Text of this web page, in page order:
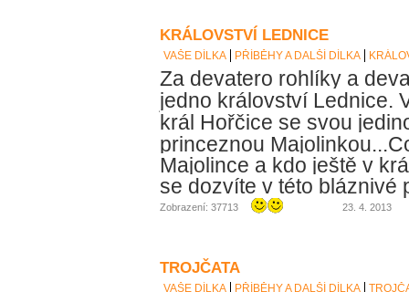
KRÁLOVSTVÍ LEDNICE
VAŠE DÍLKA PŘÍBĚHY A DALŠÍ DÍLKA
Za devatero rohlíky a
jedno království Lednice.
král Hořčice se svou
princeznou Majolinkou...
Majolince a kdo ještě v
se dozvíte v této bláznivé
Zobrazení: 37713 23. 4. 2013
TROJČATA
VAŠE DÍLKA PŘÍBĚHY A DALŠÍ DÍLKA